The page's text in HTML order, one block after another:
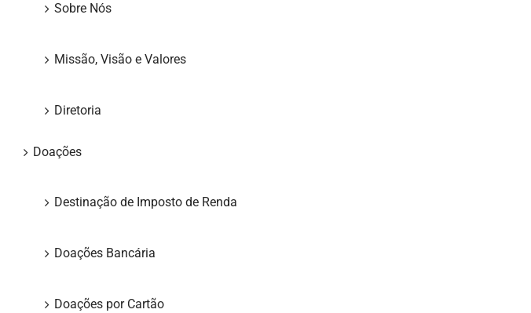
Sobre Nós
Missão, Visão e Valores
Diretoria
Doações
Destinação de Imposto de Renda
Doações Bancária
Doações por Cartão